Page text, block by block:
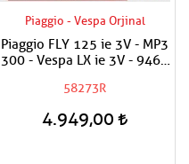
Piaggio - Vespa Orjinal
Piaggio FLY 125 ie 3V - MP3
300 - Vespa LX ie 3V - 946 -
125 - 150 Hararet Müşürü
58273R
4.949,00